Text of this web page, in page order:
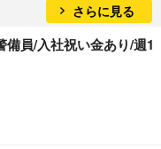
さらに見る
員/入社祝い金あり/週1